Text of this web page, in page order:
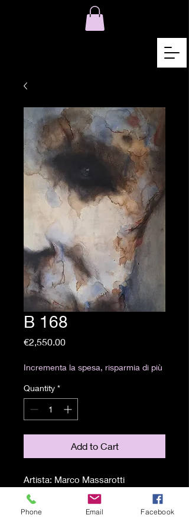
B 168
€2,550.00Price
Incrementa la spesa, risparmia di più
Quantity *
Add to Cart
Artista: Marco Massarotti
Misure: 70x100 cm
Tecnica: bitume, olio e acrilico su
Phone Email Facebook